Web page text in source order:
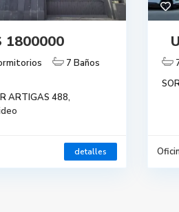
1800000
7 Baños
ARTIGAS 488,
detalles